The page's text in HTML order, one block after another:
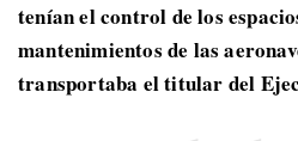
tenían el control de los
mantenimientos de las
transportaba el titular del